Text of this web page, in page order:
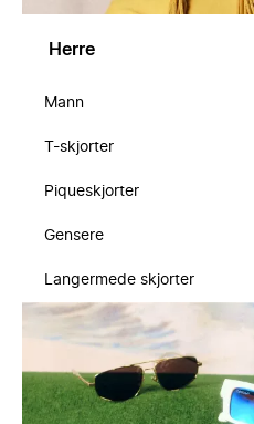
Herre
Mann
T-skjorter
Piqueskjorter
Gensere
Langermede skjorter